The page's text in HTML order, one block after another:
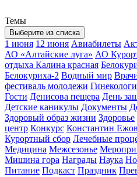
Темы
Выберите из списка
1 июня 12 июня Авиабилеты
АО «Алтайские луга» АО
отдыха Калина красная
Белокуриха-2 Водный мир
фестиваль молодежи
Гости Денисова пещера День
Детские каникулы Документы
Здоровый образ жизни Здоровье
центр Конкурс Константин Ежов
Курортный сбор Лечебные
Медицина Межсезонье
Мишина гора Награды Наука
Питание Подкаст Праздник